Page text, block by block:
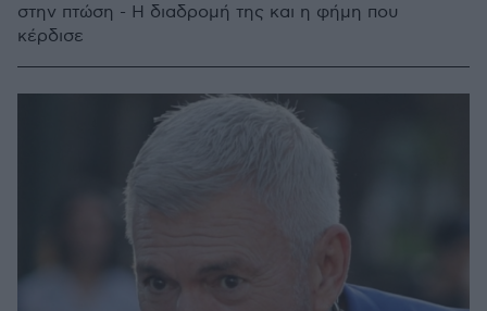
στην πτώση - Η διαδρομή της και η φήμη που
κέρδισε